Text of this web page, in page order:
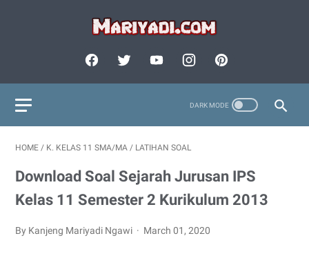
HOME / K. KELAS 11 SMA/MA / LATIHAN SOAL
Download Soal Sejarah Jurusan IPS
Kelas 11 Semester 2 Kurikulum 2013
By Kanjeng Mariyadi Ngawi March 01, 2020